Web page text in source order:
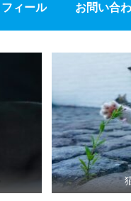
ィール お問い合